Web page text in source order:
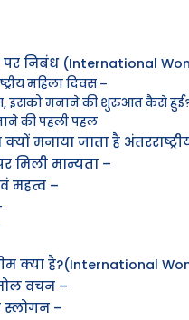
पर निबंध (International
महिला दिवस –
इसको मनाने की शुरुआत कैसे
की पहली पहल
मनाया जाता है
मिली मान्यता –
महत्व –
क्या है?(International
वचन –
स्लोगन –